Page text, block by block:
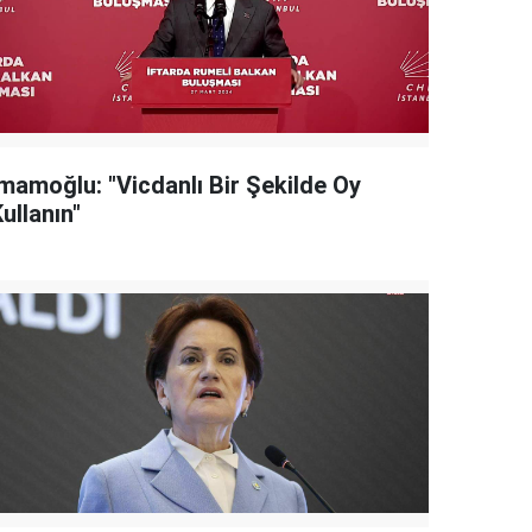
"Vicdanlı Bir Şekilde Oy